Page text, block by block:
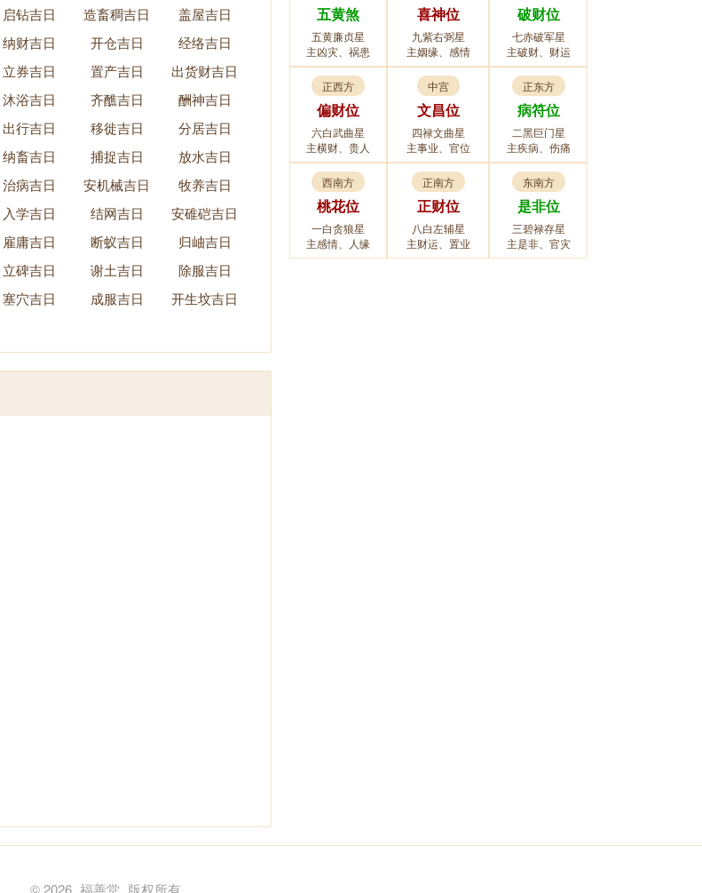
启钻吉日 造畜稠吉日
盖屋吉日
纳财吉日 开仓吉日
经络吉日
立券吉日 置产吉日
出货财吉日
沐浴吉日 齐醮吉日
酬神吉日
出行吉日 移徙吉日
分居吉日
纳畜吉日 捕捉吉日
放水吉日
治病吉日 安机械吉日
牧养吉日
入学吉日 结网吉日
安碓硙吉日
雇庸吉日 断蚁吉日
归岫吉日
立碑吉日 谢土吉日
除服吉日
塞穴吉日 成服吉日
开生坟吉日
五黄煞
五黄廉贞星
主凶灾、祸患
喜神位
九紫右弼星
主姻缘、感情
破财位
七赤破军星
主破财、财运
正西方
偏财位
六白武曲星
主横财、贵人
中宫
文昌位
四禄文曲星
主事业、官位
正东方
病符位
二黑巨门星
主疾病、伤痛
西南方
桃花位
一白贪狼星
主感情、人缘
正南方
正财位
八白左辅星
主财运、置业
东南方
是非位
三碧禄存星
主是非、官灾
© 2026 福善堂 版权所有